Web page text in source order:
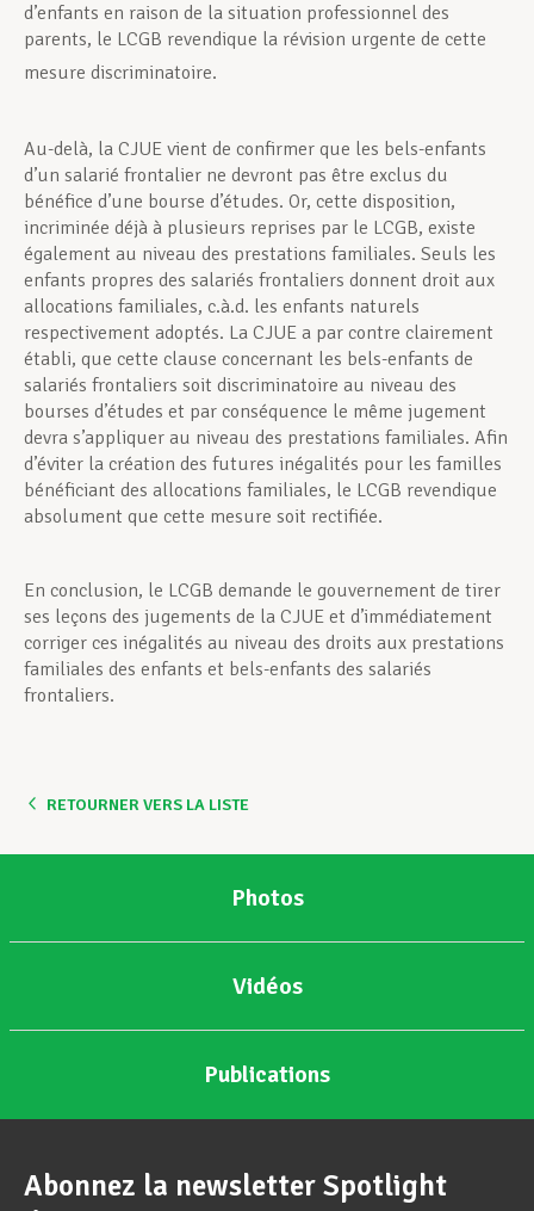
d’enfants en raison de la situation professionnel des
parents, le LCGB revendique la révision urgente de cette
mesure discriminatoire.
Au-delà, la CJUE vient de confirmer que les bels-enfants
d’un salarié frontalier ne devront pas être exclus du
bénéfice d’une bourse d’études. Or, cette disposition,
incriminée déjà à plusieurs reprises par le LCGB, existe
également au niveau des prestations familiales. Seuls les
enfants propres des salariés frontaliers donnent droit aux
allocations familiales, c.à.d. les enfants naturels
respectivement adoptés. La CJUE a par contre clairement
établi, que cette clause concernant les bels-enfants de
salariés frontaliers soit discriminatoire au niveau des
bourses d’études et par conséquence le même jugement
devra s’appliquer au niveau des prestations familiales. Afin
d’éviter la création des futures inégalités pour les familles
bénéficiant des allocations familiales, le LCGB revendique
absolument que cette mesure soit rectifiée.
En conclusion, le LCGB demande le gouvernement de tirer
ses leçons des jugements de la CJUE et d’immédiatement
corriger ces inégalités au niveau des droits aux prestations
familiales des enfants et bels-enfants des salariés
frontaliers.
RETOURNER VERS LA LISTE
Photos
Vidéos
Publications
Abonnez la newsletter Spotlight